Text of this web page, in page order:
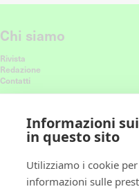
Chi siamo
Rivista
Redazione
Contatti
Connettiti con noi
Ricevi le nostre ultime storie nel feed
Informazioni
in questo sito
Utilizziamo i cookie
informazioni sulle